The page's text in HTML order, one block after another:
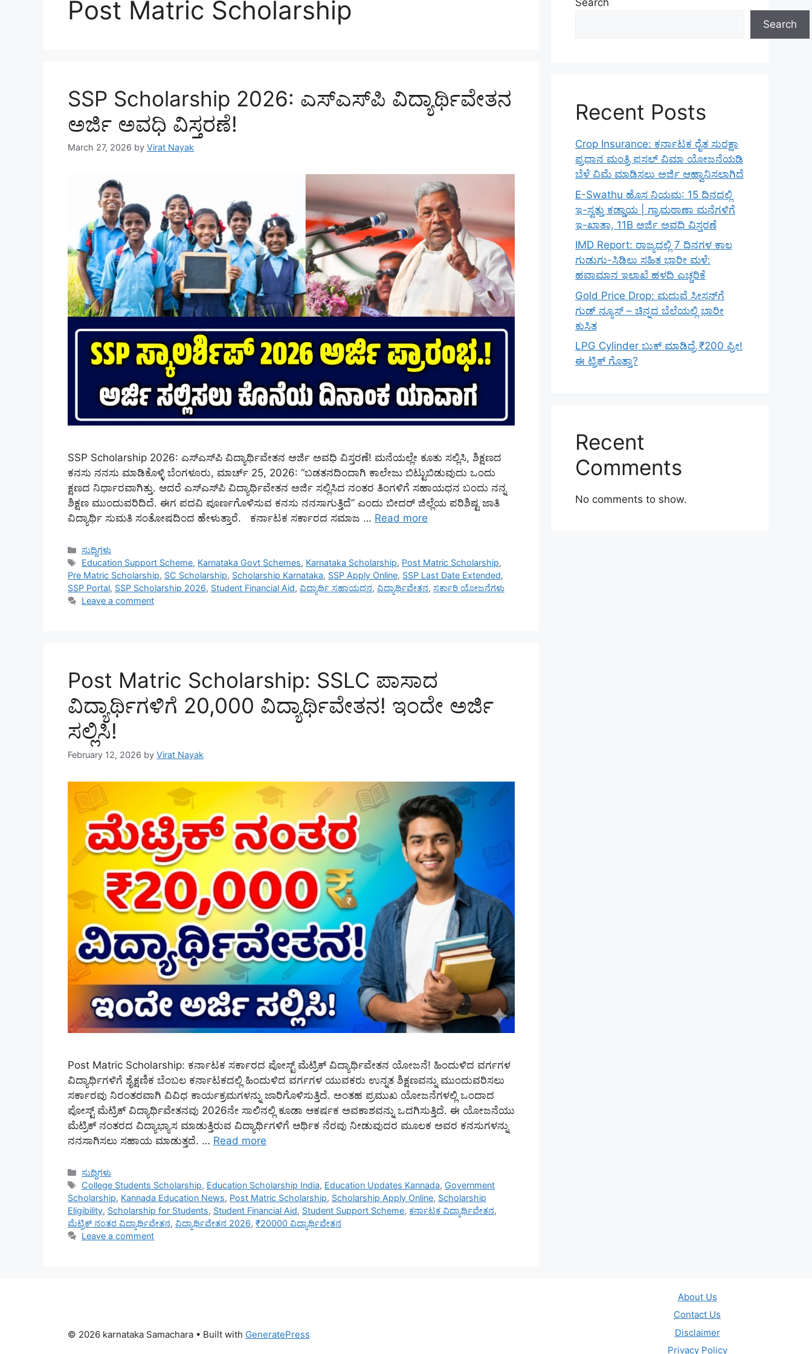
Post Matric Scholarship
SSP Scholarship 2026: ಎಸ್‌ಎಸ್‌ಪಿ ವಿದ್ಯಾರ್ಥಿವೇತನ
ಅರ್ಜಿ ಅವಧಿ ವಿಸ್ತರಣೆ!
March 27, 2026 by Virat Nayak
SSP Scholarship 2026: ಎಸ್‌ಎಸ್‌ಪಿ ವಿದ್ಯಾರ್ಥಿವೇತನ ಅರ್ಜಿ ಅವಧಿ ವಿಸ್ತರಣೆ! ಮನೆಯಲ್ಲೇ ಕೂತು ಸಲ್ಲಿಸಿ, ಶಿಕ್ಷಣದ
ಕನಸು ನನಸು ಮಾಡಿಕೊಳ್ಳಿ ಬೆಂಗಳೂರು, ಮಾರ್ಚ್ 25, 2026: “ಬಡತನದಿಂದಾಗಿ ಕಾಲೇಜು ಬಿಟ್ಟುಬಿಡುವುದು ಒಂದು
ಕ್ಷಣದ ನಿರ್ಧಾರವಾಗಿತ್ತು. ಆದರೆ ಎಸ್‌ಎಸ್‌ಪಿ ವಿದ್ಯಾರ್ಥಿವೇತನ ಅರ್ಜಿ ಸಲ್ಲಿಸಿದ ನಂತರ ತಿಂಗಳಿಗೆ ಸಹಾಯಧನ ಬಂದು ನನ್ನ
ಶಿಕ್ಷಣ ಮುಂದುವರಿದಿದೆ. ಈಗ ಪದವಿ ಪೂರ್ಣಗೊಳಿಸುವ ಕನಸು ನನಸಾಗುತ್ತಿದೆ” ಎಂದು ಬೀದರ್ ಜಿಲ್ಲೆಯ ಪರಿಶಿಷ್ಟ ಜಾತಿ
ವಿದ್ಯಾರ್ಥಿ ಸುಮತಿ ಸಂತೋಷದಿಂದ ಹೇಳುತ್ತಾರೆ. ಕರ್ನಾಟಕ ಸರ್ಕಾರದ ಸಮಾಜ … Read more
Categories
ಸುದ್ದಿಗಳು
Tags
Education Support Scheme, Karnataka Govt Schemes, Karnataka Scholarship, Post Matric Scholarship,
Pre Matric Scholarship, SC Scholarship, Scholarship Karnataka, SSP Apply Online, SSP Last Date Extended,
SSP Portal, SSP Scholarship 2026, Student Financial Aid, ವಿದ್ಯಾರ್ಥಿ ಸಹಾಯಧನ, ವಿದ್ಯಾರ್ಥಿವೇತನ, ಸರ್ಕಾರಿ ಯೋಜನೆಗಳು
Leave a comment
Post Matric Scholarship: SSLC ಪಾಸಾದ
ವಿದ್ಯಾರ್ಥಿಗಳಿಗೆ 20,000 ವಿದ್ಯಾರ್ಥಿವೇತನ! ಇಂದೇ ಅರ್ಜಿ
ಸಲ್ಲಿಸಿ!
February 12, 2026 by Virat Nayak
Post Matric Scholarship: ಕರ್ನಾಟಕ ಸರ್ಕಾರದ ಪೋಸ್ಟ್ ಮೆಟ್ರಿಕ್ ವಿದ್ಯಾರ್ಥಿವೇತನ ಯೋಜನೆ! ಹಿಂದುಳಿದ ವರ್ಗಗಳ
ವಿದ್ಯಾರ್ಥಿಗಳಿಗೆ ಶೈಕ್ಷಣಿಕ ಬೆಂಬಲ ಕರ್ನಾಟಕದಲ್ಲಿ ಹಿಂದುಳಿದ ವರ್ಗಗಳ ಯುವಕರು ಉನ್ನತ ಶಿಕ್ಷಣವನ್ನು ಮುಂದುವರಿಸಲು
ಸರ್ಕಾರವು ನಿರಂತರವಾಗಿ ವಿವಿಧ ಕಾರ್ಯಕ್ರಮಗಳನ್ನು ಜಾರಿಗೊಳಿಸುತ್ತಿದೆ. ಅಂತಹ ಪ್ರಮುಖ ಯೋಜನೆಗಳಲ್ಲಿ ಒಂದಾದ
ಪೋಸ್ಟ್ ಮೆಟ್ರಿಕ್ ವಿದ್ಯಾರ್ಥಿವೇತನವು 2026ನೇ ಸಾಲಿನಲ್ಲಿ ಕೂಡಾ ಆಕರ್ಷಕ ಅವಕಾಶವನ್ನು ಒದಗಿಸುತ್ತಿದೆ. ಈ ಯೋಜನೆಯು
ಮೆಟ್ರಿಕ್ ನಂತರದ ವಿದ್ಯಾಭ್ಯಾಸ ಮಾಡುತ್ತಿರುವ ವಿದ್ಯಾರ್ಥಿಗಳಿಗೆ ಆರ್ಥಿಕ ನೆರವು ನೀಡುವುದರ ಮೂಲಕ ಅವರ ಕನಸುಗಳನ್ನು
ನನಸಾಗಿಸಲು ಸಹಾಯ ಮಾಡುತ್ತದೆ. … Read more
Categories
ಸುದ್ದಿಗಳು
Tags
College Students Scholarship, Education Scholarship India, Education Updates Kannada, Government
Scholarship, Kannada Education News, Post Matric Scholarship, Scholarship Apply Online, Scholarship
Eligibility, Scholarship for Students, Student Financial Aid, Student Support Scheme, ಕರ್ನಾಟಕ ವಿದ್ಯಾರ್ಥಿವೇತನ,
ಮೆಟ್ರಿಕ್ ನಂತರ ವಿದ್ಯಾರ್ಥಿವೇತನ, ವಿದ್ಯಾರ್ಥಿವೇತನ 2026, ₹20000 ವಿದ್ಯಾರ್ಥಿವೇತನ
Leave a comment
Search
Search
Recent Posts
Crop Insurance: ಕರ್ನಾಟಕ ರೈತ ಸುರಕ್ಷಾ
ಪ್ರಧಾನ ಮಂತ್ರಿ ಫಸಲ್ ವಿಮಾ ಯೋಜನೆಯಡಿ
ಬೆಳೆ ವಿಮೆ ಮಾಡಿಸಲು ಅರ್ಜಿ ಆಹ್ವಾನಿಸಲಾಗಿದೆ
E-Swathu ಹೊಸ ನಿಯಮ: 15 ದಿನದಲ್ಲಿ
ಇ-ಸ್ವತ್ತು ಕಡ್ಡಾಯ | ಗ್ರಾಮಠಾಣಾ ಮನೆಗಳಿಗೆ
ಇ-ಖಾತಾ, 11B ಅರ್ಜಿ ಅವಧಿ ವಿಸ್ತರಣೆ
IMD Report: ರಾಜ್ಯದಲ್ಲಿ 7 ದಿನಗಳ ಕಾಲ
ಗುಡುಗು-ಸಿಡಿಲು ಸಹಿತ ಭಾರೀ ಮಳೆ:
ಹವಾಮಾನ ಇಲಾಖೆ ಹಳದಿ ಎಚ್ಚರಿಕೆ
Gold Price Drop: ಮದುವೆ ಸೀಸನ್‌ಗೆ
ಗುಡ್ ನ್ಯೂಸ್ – ಚಿನ್ನದ ಬೆಲೆಯಲ್ಲಿ ಭಾರೀ
ಕುಸಿತ
LPG Cylinder ಬುಕ್ ಮಾಡಿದ್ರೆ ₹200 ಫ್ರೀ!
ಈ ಟ್ರಿಕ್ ಗೊತ್ತಾ?
Recent
Comments
No comments to show.
About Us
Contact Us
Disclaimer
Privacy Policy
© 2026 karnataka Samachara • Built with GeneratePress